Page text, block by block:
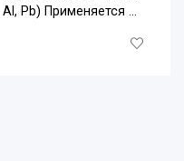
Pb) Применяется ...